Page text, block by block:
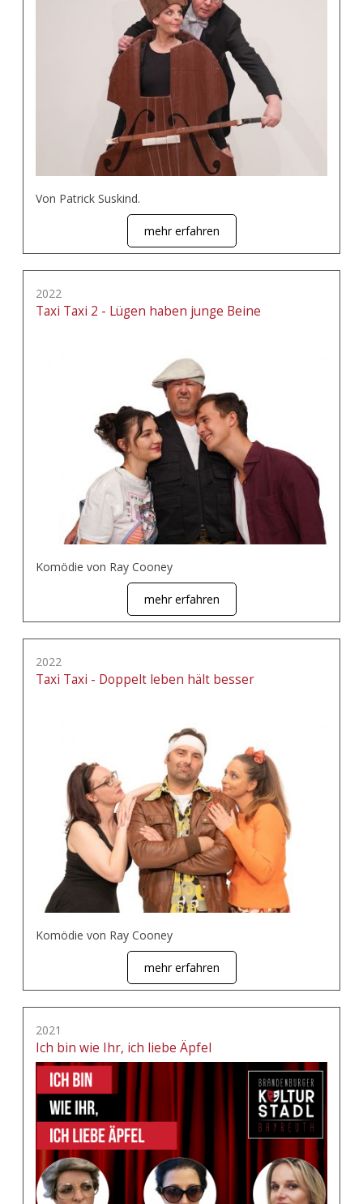
Von Patrick Suskind.
mehr erfahren
2022
Taxi Taxi 2 - Lügen haben junge Beine
Komödie von Ray Cooney
mehr erfahren
2022
Taxi Taxi - Doppelt leben hält besser
Komödie von Ray Cooney
mehr erfahren
2021
Ich bin wie Ihr, ich liebe Äpfel